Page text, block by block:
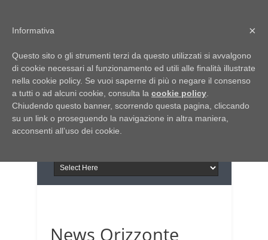
Italia Notizie
Giornale di Basilicata
Giornale di Puglia
INFORMAPUGLIA
Il portale n.1 del lavoro
in Puglia
News Orizzonte
×
Informativa
Questo sito o gli strumenti terzi da questo utilizzati si avvalgono
di cookie necessari al funzionamento ed utili alle finalità illustrate
nella cookie policy. Se vuoi saperne di più o negare il consenso
a tutti o ad alcuni cookie, consulta la cookie policy
Chiudendo questo banner, scorrendo questa pagina, cliccando
su un link o proseguendo la navigazione in altra maniera,
acconsenti all’uso dei cookie.